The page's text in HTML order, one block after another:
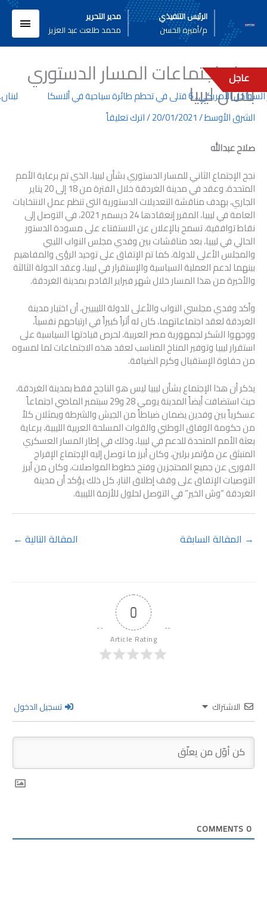
المحتوى
الرئيس التنفيذي
م/أميره الحسن
مدير التحرير
محمد طلعت عبد العزيز
عاجل
6 قتلى في تحطم طائرة سياحية في ألاسكا
نجاح اجتماعات المسار الدستوري
بشأن ليبيا
الشرق الأوسط/
20/01/2021
/اترك تعليقاً
صلاح عبدالله
نجح الإجتماع الثاني للمسار الدستوري بشأن ليبيا، الذي تم برعاية الأمم
المتحدة، وعقد في مدينة الغردقة خلال الفترة من 18 إلى 20 يناير
الجاري، بهدف مناقشة التعديلات الدستورية التى تنظم عمل الانتخابات
العامة في ليبيا، المقرر إنعقادها 24 ديسمبر 2021، في التوصل إلى
نقاط توافقية، تسمح بالإعلان عن الاستفتاء على مسودة الدستور
الحالي في ليبيا، بعد مناقشات بين وفدي مجلس النواب الليبي
والمجلس الأعلى للدولة، كما تم الإتفاق على توحيد الرؤى والمفاهيم
بينهما لدعم العملية السياسية والإستقرار في ليبيا، وعقد الجولة الثالثة
والأخيرة من هذا المسار خلال شهر فبراير القادم بمدينة الغردقة.
وأكد وفدي مجلسي النواب والأعلى للدولة الليبيين، أن اختيار مدينة
الغردقة لعقد اجتماعاتهما، كان له أثراً كبيراً في ارتياحهم نفسياً،
ووجهوا الشكر لجمهورية مصر العربية، لحرص قيادتها السياسية على
استقرار ليبيا وتوفير المناخ المناسب لعقد هذه الاجتماعات لما لمسوه
من حفاوة الإستقبال وكرم الضيافة.
يذكر أن هذا الإجتماع بشأن ليبيا ليس هو الناجح فقط بمدينة الغردقة،
حيث استضافت أيضاً المدينة يومي 28 و29 سبتمبر الماضي اجتماعاً
عسكرياً بين وفدين يضمان ضباطاً من الجيش والشرطة ويمثلان كلاً
من حكومة الوفاق الوطني والقوات المسلحة العربية الليبية، برعاية
بعثة الأمم المتحدة للدعم في ليبيا، وذلك في إطار المسار العسكري
المنبثق عن مؤتمر برلين، وكان أبرز ما توصل إليه الإجتماع الإفراج
الفورى عن جميع المحتجزين وفتح خطوط المواصلات، وكان من أبرز
التوصيات الإتفاق على وقف إطلاق النار، كل ذلك يؤكد أن مدينة
الغردقة “وش الخير” في التوصل لحلول للأزمة الليبية.
→ المقالة السابقة المقالة التالية ←
0
Article Rating
الاشتراك تسجيل الدخول
0